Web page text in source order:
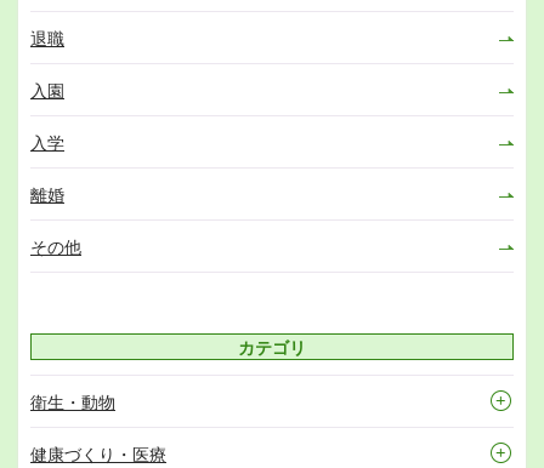
退職
入園
入学
離婚
その他
カテゴリ
衛生・動物
健康づくり・医療